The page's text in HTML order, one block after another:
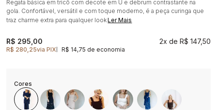
Regata básica em tricô com decote em U e debrum contrastante na
gola. Confortável, versátil e com toque moderno, é a peça curinga que
traz charme extra para qualquer lookLer Mais
R$ 280,25via PIX R$ 14,75 de economia
R$ 295,00 2x R$ 147,50